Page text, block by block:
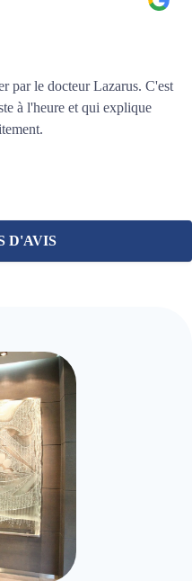
par le docteur Lazarus. C'est
à l'heure et qui explique
D'AVIS